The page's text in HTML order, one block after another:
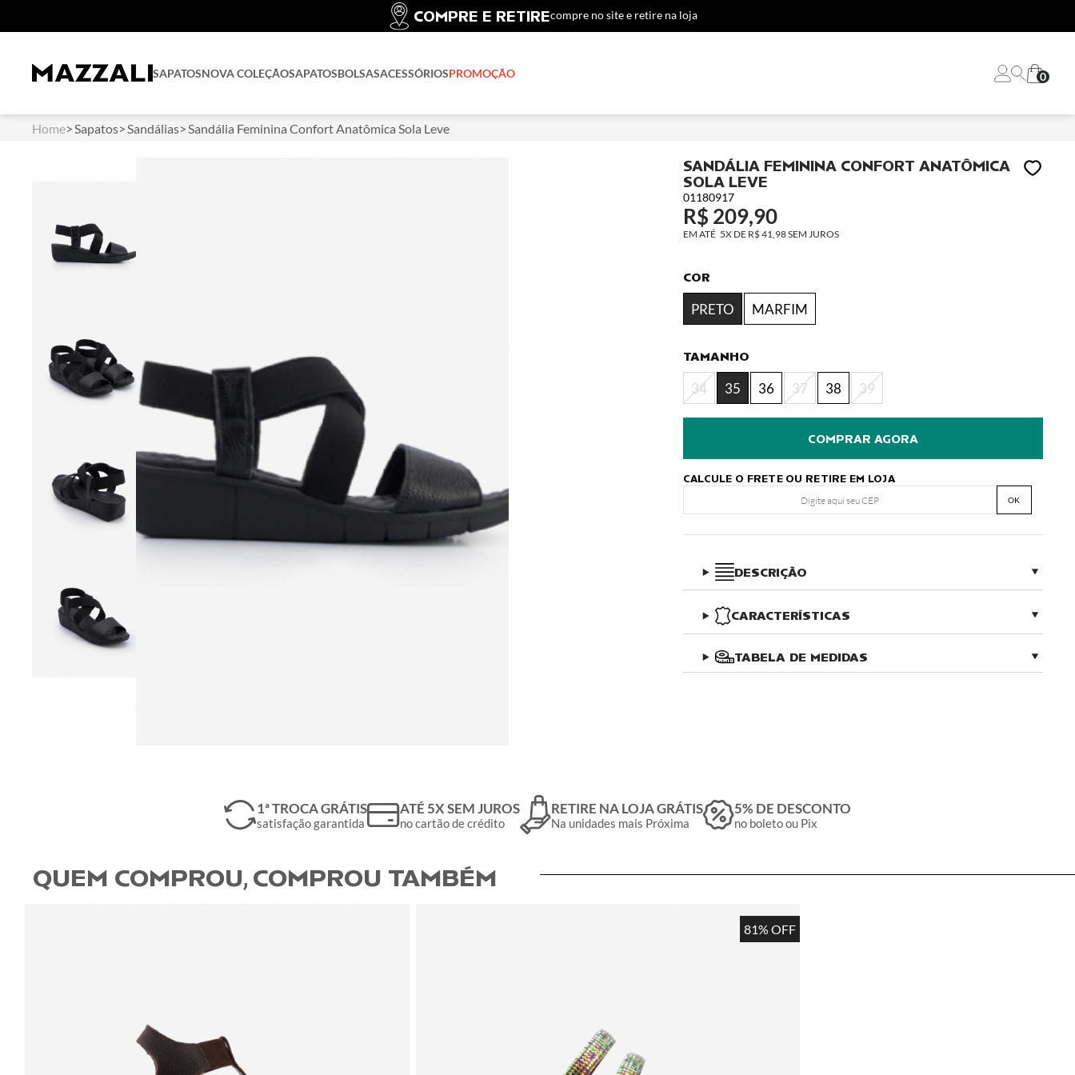
COMPRE E RETIREcompre no site e retire na loja
SAPATOSNOVA COLEÇÃOSAPATOSBOLSASACESSÓRIOSPROMOÇÃO 0
Home Sapatos Sandálias Sandália Feminina Confort Anatômica Sola Leve
SANDÁLIA FEMININA CONFORT ANATÔMICA
SOLA LEVE
01180917
R$ 209,90
5X DE R$ 41,98SEM JUROS
COR
PRETO MARFIM
TAMANHO
34 35 36 37 38 39
CALCULE O FRETE OU RETIRE EM LOJA
OK
DESCRIÇÃO
CARACTERÍSTICAS
TABELA DE MEDIDAS
1ª TROCA GRÁTIS
satisfação garantida
ATÉ 5X SEM JUROS
no cartão de crédito
RETIRE NA LOJA GRÁTIS
Na unidades mais Próxima
5% DE DESCONTO
no boleto ou Pix
QUEM COMPROU, COMPROU TAMBÉM​
81% OFF